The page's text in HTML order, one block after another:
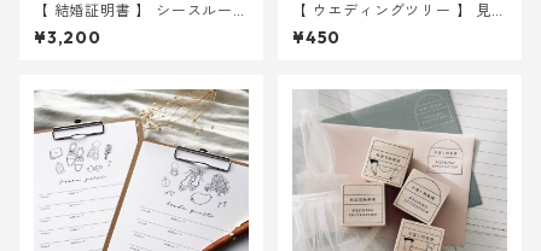
【 結婚証明書 】 シースルー A
4 用紙のみ 選べる2種 ｜ 結婚
式 ウェディング
¥3,200
【 ウエディングツリー 】 見
本 2Lサイズ紙
¥450